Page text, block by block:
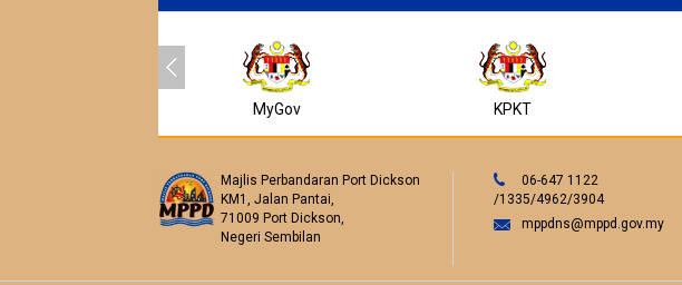
MyGov KPKT
Majlis Perbandaran Port Dickson
KM1, Jalan Pantai,
71009 Port Dickson,
Negeri Sembilan
06-647 1122
/1335/4962/3904
mppdns@mppd.gov.my